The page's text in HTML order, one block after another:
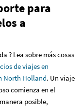
para
a
? Lea sobre más cosas
de viajes en
North Holland. Un viaje
comienza en el
posible,